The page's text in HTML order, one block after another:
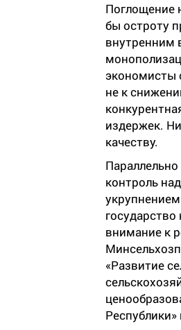
Поглощение
бы остроту
внутренним
экономисты
не к
издержек.
качеству.
контроль
государство
внимание к
«Развитие